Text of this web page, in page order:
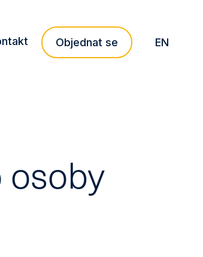
Objednat se CZ
EN